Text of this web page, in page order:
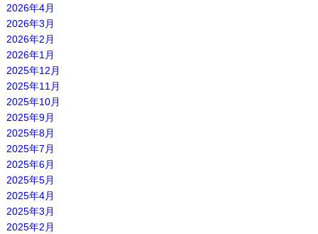
2026年4月
2026年3月
2026年2月
2026年1月
2025年12月
2025年11月
2025年10月
2025年9月
2025年8月
2025年7月
2025年6月
2025年5月
2025年4月
2025年3月
2025年2月